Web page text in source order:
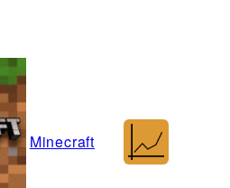
Minecraft